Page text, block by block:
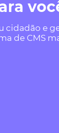
cidadão e
de CMS